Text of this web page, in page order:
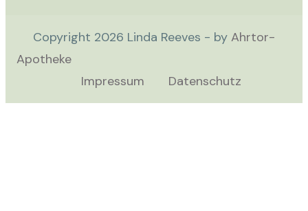
Copyright 2026 Linda Reeves - by Ahrtor-
Apotheke
Impressum
Datenschutz